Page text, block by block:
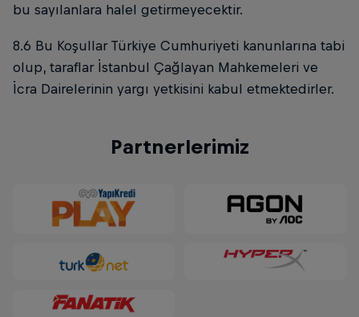
bu sayılanlara halel getirmeyecektir.
8.6 Bu Koşullar Türkiye Cumhuriyeti kanunlarına tabi
olup, taraflar İstanbul Çağlayan Mahkemeleri ve
İcra Dairelerinin yargı yetkisini kabul etmektedirler.
Partnerlerimiz